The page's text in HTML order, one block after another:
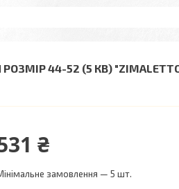
44-52 (5 КВ)
₴
замовлення — 5 шт.